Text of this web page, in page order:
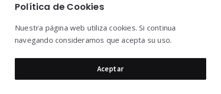
Contacto |Moya&Emery
Moya&Emery 2022 - Todos los derechos reservados.
Política de Cookies
Nuestra página web utiliza cookies. Si continua
navegando consideramos que acepta su uso.
Aceptar